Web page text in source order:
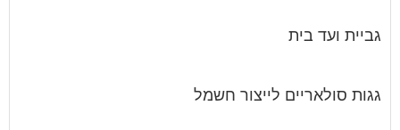
גביית ועד בית
גגות סולאריים לייצור חשמל